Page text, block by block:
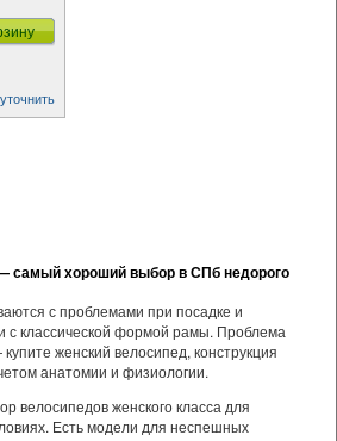
самый хороший выбор в СПб недорого
с проблемами при посадке и
с классической формой рамы. Проблема
женский велосипед, конструкция
анатомии и физиологии.
велосипедов женского класса для
Есть модели для неспешных